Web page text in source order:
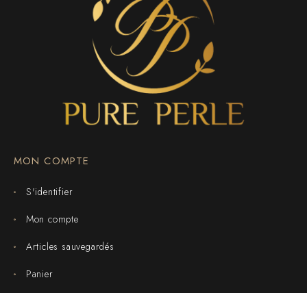
MON COMPTE
S'identifier
Mon compte
Articles sauvegardés
Panier